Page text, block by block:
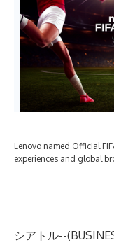
Lenovo named Official
experiences and global
シアトル--(